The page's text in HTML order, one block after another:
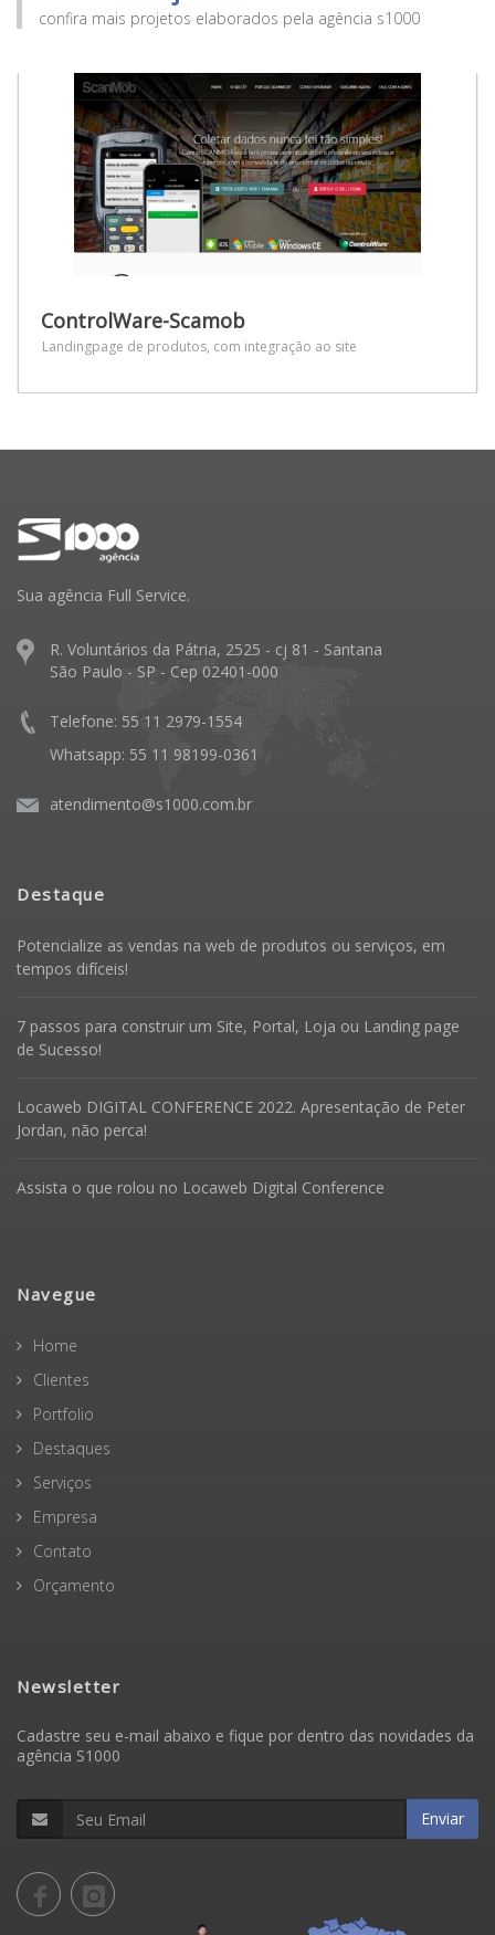
confira mais projetos elaborados pela agência s1000
ControlWare-Scamob
Landingpage de produtos, com integração ao site
Sua agência Full Service.
R. Voluntários da Pátria, 2525 - cj 81 - Santana
São Paulo - SP - Cep 02401-000
Telefone: 55 11 2979-1554
Whatsapp: 55 11 98199-0361
atendimento@s1000.com.br
Destaque
Potencialize as vendas na web de produtos ou serviços, em
tempos difíceis!
7 passos para construir um Site, Portal, Loja ou Landing page
de Sucesso!
Locaweb DIGITAL CONFERENCE 2022. Apresentação de Peter
Jordan, não perca!
Assista o que rolou no Locaweb Digital Conference
Navegue
Home
Clientes
Portfolio
Destaques
Serviços
Empresa
Contato
Orçamento
Newsletter
Cadastre seu e-mail abaixo e fique por dentro das novidades da
agência S1000
Enviar